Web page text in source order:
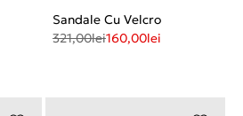
Sandale Cu Velcro
321,00lei160,00lei